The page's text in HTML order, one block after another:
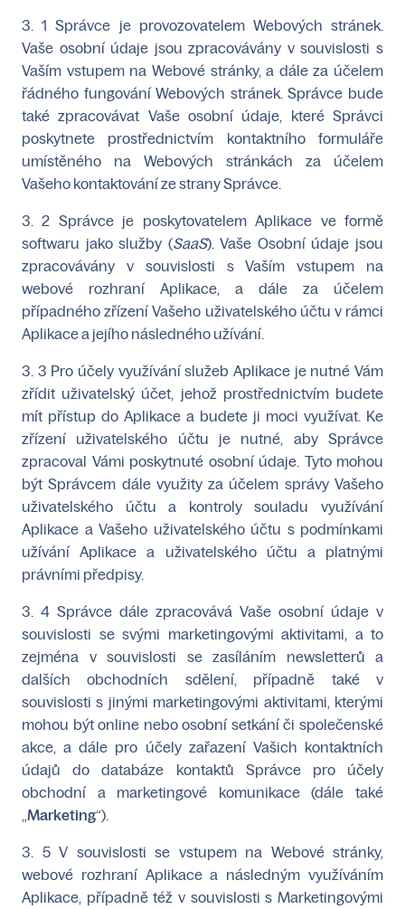
3. 1 Správce je provozovatelem Webových stránek.
Vaše osobní údaje jsou zpracovávány v souvislosti s
Vaším vstupem na Webové stránky, a dále za účelem
řádného fungování Webových stránek. Správce bude
také zpracovávat Vaše osobní údaje, které Správci
poskytnete prostřednictvím kontaktního formuláře
umístěného na Webových stránkách za účelem
Vašeho kontaktování ze strany Správce.
3. 2 Správce je poskytovatelem Aplikace ve formě
softwaru jako služby (SaaS). Vaše Osobní údaje jsou
zpracovávány v souvislosti s Vaším vstupem na
webové rozhraní Aplikace, a dále za účelem
případného zřízení Vašeho uživatelského účtu v rámci
Aplikace a jejího následného užívání.
3. 3 Pro účely využívání služeb Aplikace je nutné Vám
zřídit uživatelský účet, jehož prostřednictvím budete
mít přístup do Aplikace a budete ji moci využívat. Ke
zřízení uživatelského účtu je nutné, aby Správce
zpracoval Vámi poskytnuté osobní údaje. Tyto mohou
být Správcem dále využity za účelem správy Vašeho
uživatelského účtu a kontroly souladu využívání
Aplikace a Vašeho uživatelského účtu s podmínkami
užívání Aplikace a uživatelského účtu a platnými
právními předpisy.
3. 4 Správce dále zpracovává Vaše osobní údaje v
souvislosti se svými marketingovými aktivitami, a to
zejména v souvislosti se zasíláním newsletterů a
dalších obchodních sdělení, případně také v
souvislosti s jinými marketingovými aktivitami, kterými
mohou být online nebo osobní setkání či společenské
akce, a dále pro účely zařazení Vašich kontaktních
údajů do databáze kontaktů Správce pro účely
obchodní a marketingové komunikace (dále také
„Marketing“).
3. 5 V souvislosti se vstupem na Webové stránky,
webové rozhraní Aplikace a následným využíváním
Aplikace, případně též v souvislosti s Marketingovými